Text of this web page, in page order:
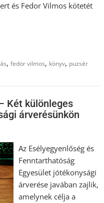
és Fedor Vilmos kötetét
,fedor vilmos, könyv, puzsér
Két különleges
árverésünkön
Az Esélyegyenlőség és
Fenntarthatóság
Egyesület jótékonysági
árverése javában zajlik,
amelynek célja a